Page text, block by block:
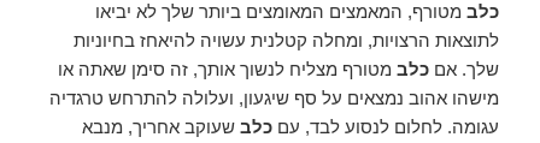
כלב מטורף, המאמצים המאומצים ביותר שלך לא יביאו
לתוצאות הרצויות, ומחלה קטלנית עשויה להיאחז בחיוניות
שלך. אםכלב מטורף מצליח לנשוך אותך, זה סימן שאתה או
מישהו אהוב נמצאים על סף שיגעון, ועלולה להתרחש טרגדיה
עגומה. לחלום לנסוע לבד, עםכלב שעוקב אחריך, מנבא